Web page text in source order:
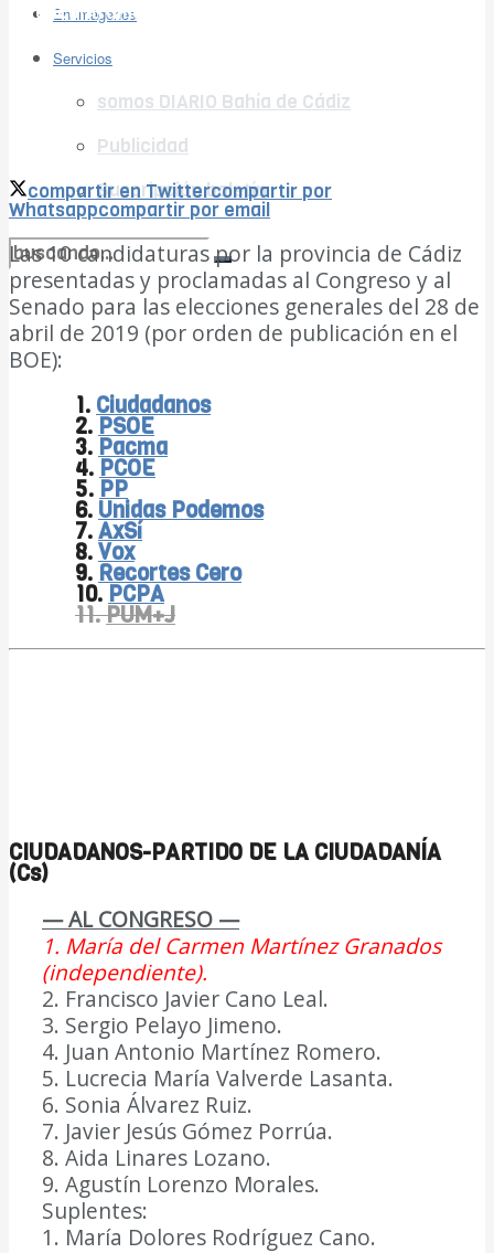
En imágenes
Servicios
somos DIARIO Bahía de Cádiz
Publicidad
Suscripción boletín
no encontramos resultados coincidentes
Ver todos los resultados
no encontramos resultados coincidentes
compartir en Twittercompartir por
Whatsappcompartir por email
Las 10 candidaturas por la provincia de Cádiz
presentadas y proclamadas al Congreso y al
Senado para las elecciones generales del 28 de
abril de 2019 (por orden de publicación en el
BOE):
1. Ciudadanos
2. PSOE
3. Pacma
4. PCOE
5. PP
6. Unidas Podemos
7.AxSí
8.Vox
9. Recortes Cero
10. PCPA
11.PUM+J
CIUDADANOS-PARTIDO DE LA CIUDADANÍA
(Cs)
— AL CONGRESO —
1. María del Carmen Martínez Granados
(independiente).
2. Francisco Javier Cano Leal.
3. Sergio Pelayo Jimeno.
4. Juan Antonio Martínez Romero.
5. Lucrecia María Valverde Lasanta.
6. Sonia Álvarez Ruiz.
7. Javier Jesús Gómez Porrúa.
8. Aida Linares Lozano.
9. Agustín Lorenzo Morales.
Suplentes:
1. María Dolores Rodríguez Cano.